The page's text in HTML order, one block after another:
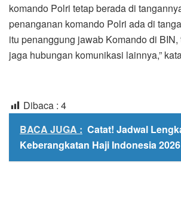
komando Polri tetap berada di
penanganan komando Polri ada di
itu penanggung jawab Komando di
jaga hubungan komunikasi lainnya,”
Dibaca : 4
BACA JUGA : Catat! Jadwal
Keberangkatan Haji Indonesia 2026